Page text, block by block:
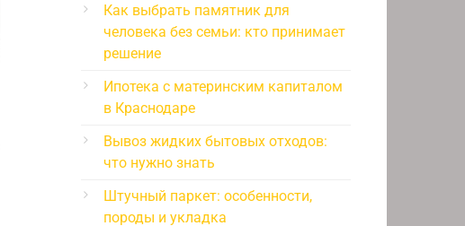
Как выбрать памятник для
человека без семьи: кто принимает
решение
Ипотека с материнским капиталом
в Краснодаре
Вывоз жидких бытовых отходов:
что нужно знать
Штучный паркет: особенности,
породы и укладка